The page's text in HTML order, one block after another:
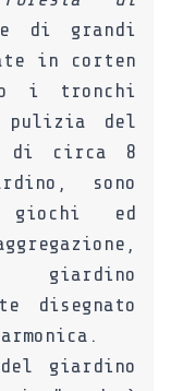
di grandi
in corten
i tronchi
del
di circa 8
sono
giochi ed
disegnato
giardino